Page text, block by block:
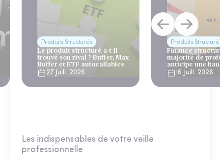
Produits Structurés
Le produit structuré a-t-il
trouvé son rival ? Buffer, Max
Buffer et ETF autocallables
27 Juill. 2026
Produits
Finance
majorité de
anticipe une
émissions en
16 Juill. 2026
Les indispensables de votre veille
professionnelle